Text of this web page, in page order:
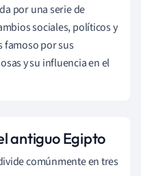
por una serie de
sociales, políticos y
famoso por sus
y su influencia en el
antiguo Egipto
comúnmente en tres